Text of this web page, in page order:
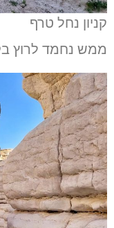
קניון נחל טרף
ממש נחמד לרוץ